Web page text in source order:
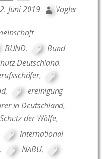
Juni 2019 Vogler
BUND,
Bund
Deutschland,
,
,
ereinigung
in Deutschland,
der Wölfe,
International
, NABU,